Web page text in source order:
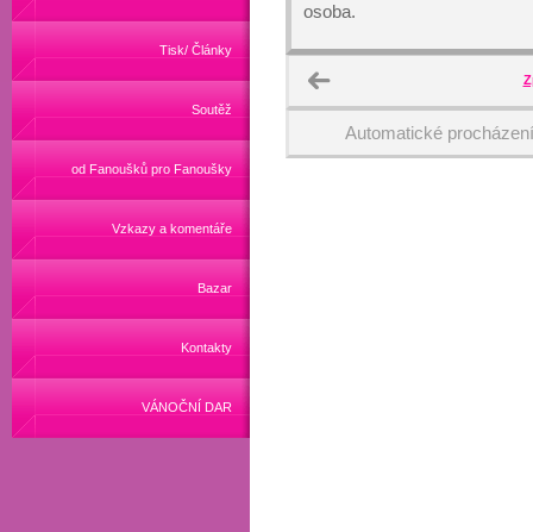
Tisk/ Články
Soutěž
od Fanoušků pro Fanoušky
Vzkazy a komentáře
Bazar
Kontakty
VÁNOČNÍ DAR
osoba.
Automatické